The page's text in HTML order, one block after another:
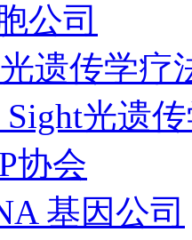
公司
光遗传学疗
光遗
协会
基因公司